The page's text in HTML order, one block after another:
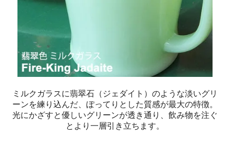
ミルクガラスに翡翠石（ジェダイト）のような淡いグリ
ーンを練り込んだ、ぽってりとした質感が最大の特徴。
光にかざすと優しいグリーンが透き通り、飲み物を注ぐ
とより一層引き立ちます。